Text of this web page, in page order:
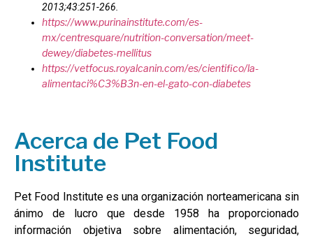
2013;43:251-266.
https://www.purinainstitute.com/es-
mx/centresquare/nutrition-conversation/meet-
dewey/diabetes-mellitus
https://vetfocus.royalcanin.com/es/cientifico/la-
alimentaci%C3%B3n-en-el-gato-con-diabetes
Acerca de Pet Food
Institute
Pet Food Institute es una organización norteamericana sin
ánimo de lucro que desde 1958 ha proporcionado
información objetiva sobre alimentación, seguridad,